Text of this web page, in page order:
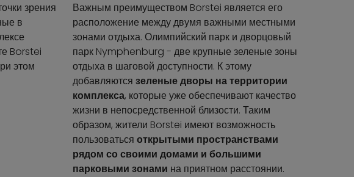
зрения
в
Borstei
этом
Важным преимуществом Borstei является его
расположение между двумя важными местными
зонами отдыха. Олимпийский парк и дворцовый
парк Nymphenburg - две крупные зеленые зоны
отдыха в шаговой доступности. К этому
добавляются зеленые дворы на территории
комплекса, которые уже обеспечивают качество
жизни в непосредственной близости. Таким
образом, жители Borstei имеют возможность
пользоваться открытыми пространствами
рядом со своими домами и большими
парковыми зонами на приятном расстоянии.